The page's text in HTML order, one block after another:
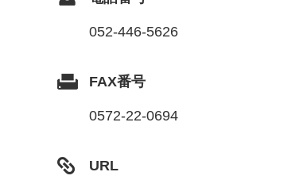
052-446-5626
FAX番号
0572-22-0694
URL